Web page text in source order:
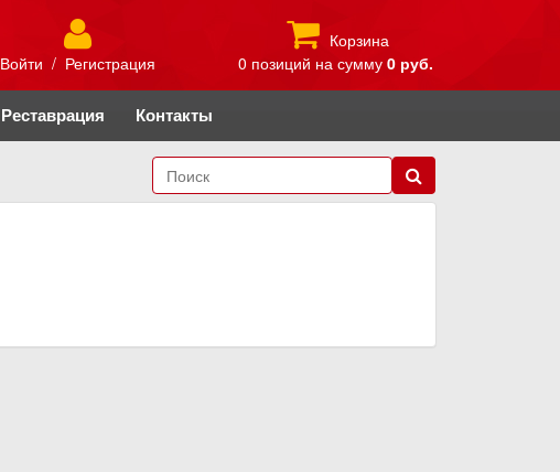
Войти / Регистрация
Корзина
0 позиций на сумму 0 руб.
Реставрация Контакты